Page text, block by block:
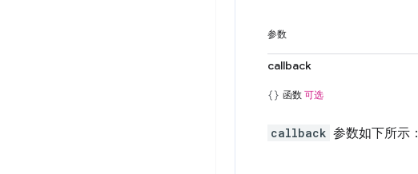
参数
callback
函数 可选
callback 参数如下所示：